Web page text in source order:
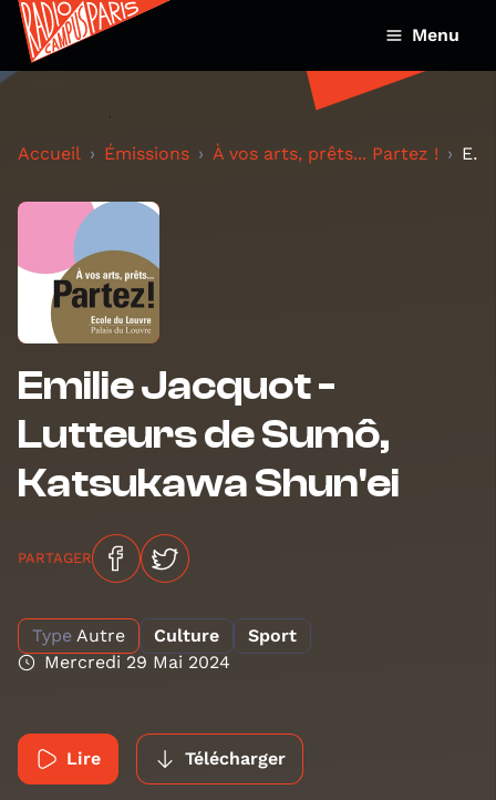
Menu
Accueil Émissions À vos arts, prêts... Partez ! Emilie Jacquot - Lutteurs de Sumô, Katsukawa Shun'...
Emilie Jacquot -
Lutteurs de Sumô,
Katsukawa Shun'ei
PARTAGER
Type Autre Culture
Sport
Mercredi 29 Mai 2024
Lire Télécharger